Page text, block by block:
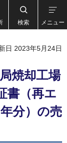
検索 メニュー
日 2023年5月24日
焼却工場
書（再エ
分）の売